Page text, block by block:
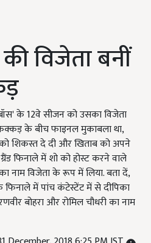
विजेता बनीं
के 12वे सीजन को उसका विजेता
के बीच फाइनल मुकाबला था,
शिकस्त दे दी और खिताब को अपने
फिनाले में शो को होस्ट करने वाले
नाम विजेता के रूप में लिया. बता दें,
फिनाले में पांच कंटेस्टेंट में से दीपिका
बोहरा और रोमिल चौधरी का नाम